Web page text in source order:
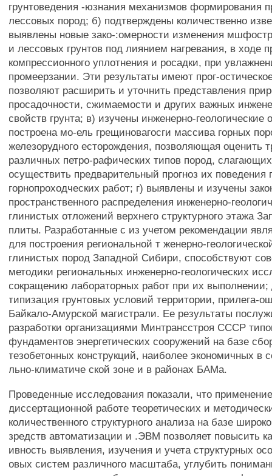
грунтоведения -юзнания механизмов формирования
лессовых пород; б) подтверждены количественно
выявлены новые зако-:омерности изменения
и лессовых грунтов под лиянием нагревания, в ходе
компрессионного уплотнения и росадки, при
промеерзании. Эти результаты имеют прог-
позволяют расширить и уточнить представления
просадочности, сжимаемости и других важных
свойств грунта; в) изучены инженерно-геологические
построена мо-ель грещиновагосги массива горных
железорудного есторождения, позволяющая оценить
различных петро-рафических типов пород,
осуществить предварительный прогноз их
горнопроходческих работ; г) выявлены и изучены
пространственного распределения инженерно-
глинистых отложений верхнего структурного этажа
плиты. Разработанные с из учетом рекомендации
для построения региональной т женерно-
глинистых пород Западной Сибири, способствуют
методики региональных инженерно-геологических
сокращению лабораторных работ при их выполнении;
типизация грунтовых условий территории, прилега-
Байкало-Амурской магистрали. Ее результаты
разработки организациями Минтрансстроя СССР
фундаментов энергетических сооружений на базе
тезобетонных конструкций, наиболее экономичных в
льно-климатиче ской зоне и в районах БАМа.
Проведенные исследования показали, что
диссертационной работе теоретических и
количественного структурного анализа на базе
зредств автоматизации и .ЭВМ позволяет повысить
ивность выявления, изучения и учета структурных
овых систем различного масштаба, углубить